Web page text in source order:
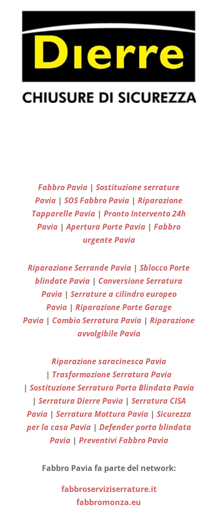
Fabbro Pavia |Sostituzione serrature
Pavia |SOS Fabbro Pavia |Riparazione
Tapparelle Pavia |Pronto Intervento 24h
Pavia |Apertura Porte Pavia |Fabbro
urgente Pavia
Riparazione Serrande Pavia |Sblocco Porte
blindate Pavia | Conversione Serratura
Pavia | Serrature a cilindro europeo
Pavia | Riparazione Porte Garage
Pavia | Cambio Serratura Pavia |Riparazione
avvolgibile Pavia
Riparazione saracinesca Pavia
| Trasformazione Serratura Pavia
|Sostituzione Serratura Porta Blindata Pavia
| Serratura Dierre Pavia | Serratura CISA
Pavia | Serratura Mottura Pavia | Sicurezza
per la casa Pavia | Defender porta blindata
Pavia | Preventivi Fabbro Pavia
Fabbro Pavia fa parte del network:
fabbroserviziserrature.it
fabbromonza.eu